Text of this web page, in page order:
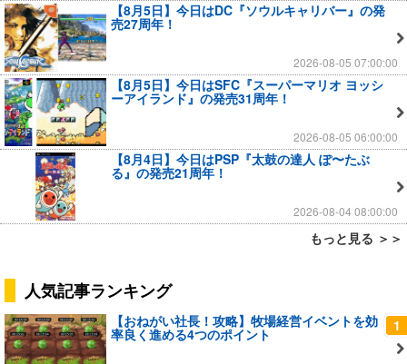
【8月5日】今日はDC『ソウルキャリバー』の発
売27周年！
2026-08-05 07:00:00
【8月5日】今日はSFC『スーパーマリオ ヨッシ
ーアイランド』の発売31周年！
2026-08-05 06:00:00
【8月4日】今日はPSP『太鼓の達人 ぽ〜たぶ
る』の発売21周年！
2026-08-04 08:00:00
もっと見る ＞＞
人気記事ランキング
1
【おねがい社長！攻略】牧場経営イベントを効
率良く進める4つのポイント